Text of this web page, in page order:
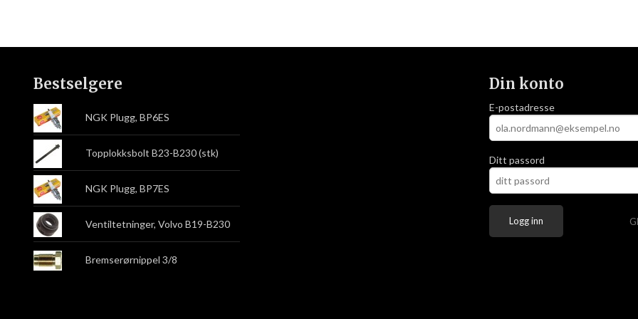
Bestselgere
NGK Plugg, BP6ES
Topplokksbolt B23-B230 (stk)
NGK Plugg, BP7ES
Ventiltetninger, Volvo B19-B230
Bremserørnippel 3/8
Din konto
E-postadresse
Ditt passord